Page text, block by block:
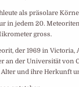
als präsolare
in jedem 20.
gross.
der 1969 in Victoria,
an der Universität von
und ihre Herkunft